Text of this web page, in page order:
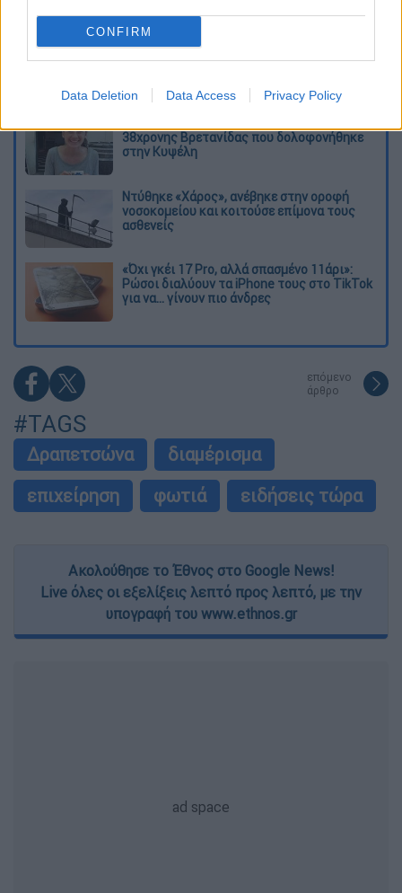
CONFIRM
Data Deletion Data Access Privacy Policy
Διαβάστε ακόμη
Η «μαύρη» καταγραφή των πυρκαγιών: 118
κτίρια κρίθηκαν «κόκκινα» -
πληγείσες περιοχές
38χρονης Βρετανίδας που δολοφονήθηκε
στην Κυψέλη
Ντύθηκε «Χάρος», ανέβηκε στην οροφή
νοσοκομείου και κοιτούσε επίμονα τους
ασθενείς
«Όχι γκέι 17 Pro, αλλά σπασμένο 11άρι»:
Ρώσοι διαλύουν τα iPhone τους στο TikTok
για να... γίνουν πιο άνδρες
επόμενο
άρθρο
#TAGS
Δραπετσώνα
διαμέρισμα
επιχείρηση
φωτιά ειδήσεις τώρα
Ακολούθησε το Έθνος στο Google News!
Live όλες οι εξελίξεις λεπτό προς λεπτό, με την
υπογραφή του www.ethnos.gr